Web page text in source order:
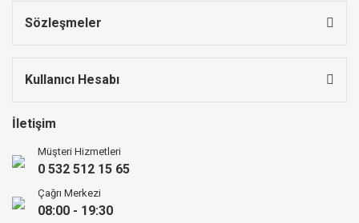
Sözleşmeler
Kullanıcı Hesabı
İletişim
Müşteri Hizmetleri
0 532 512 15 65
Çağrı Merkezi
08:00 - 19:30